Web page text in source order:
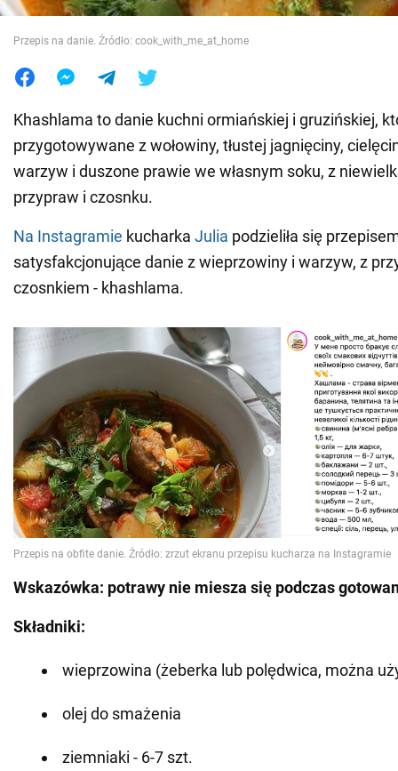
Jedzenie
Przepis na danie. Źródło: cook_with_me_at_home
Khashlama to danie kuchni ormiańskiej i gruzińskiej,
przygotowywane z wołowiny, tłustej jagnięciny,
warzyw i duszone prawie we własnym soku, z
przypraw i czosnku.
Na Instagramie kucharka Julia podzieliła się
satysfakcjonujące danie z wieprzowiny i warzyw, z
czosnkiem - khashlama.
Wskazówka: potrawy nie miesza się podczas
Składniki:
wieprzowina (żeberka lub polędwica, można
olej do smażenia
ziemniaki - 6-7 szt.